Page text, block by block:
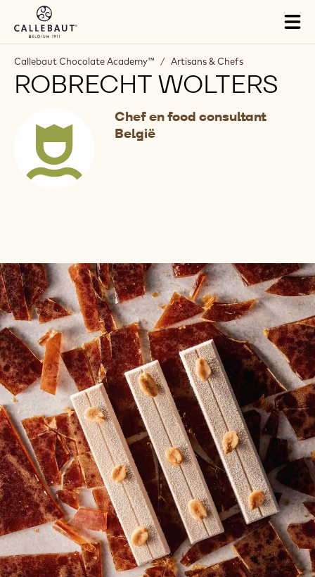
Skip to main content
Callebaut Chocolate Academy™ / Artisans & Chefs
ROBRECHT WOLTERS
Chef en food consultant
België